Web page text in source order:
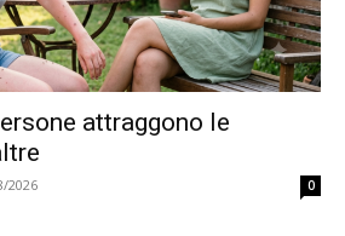
attraggono le
2026 0